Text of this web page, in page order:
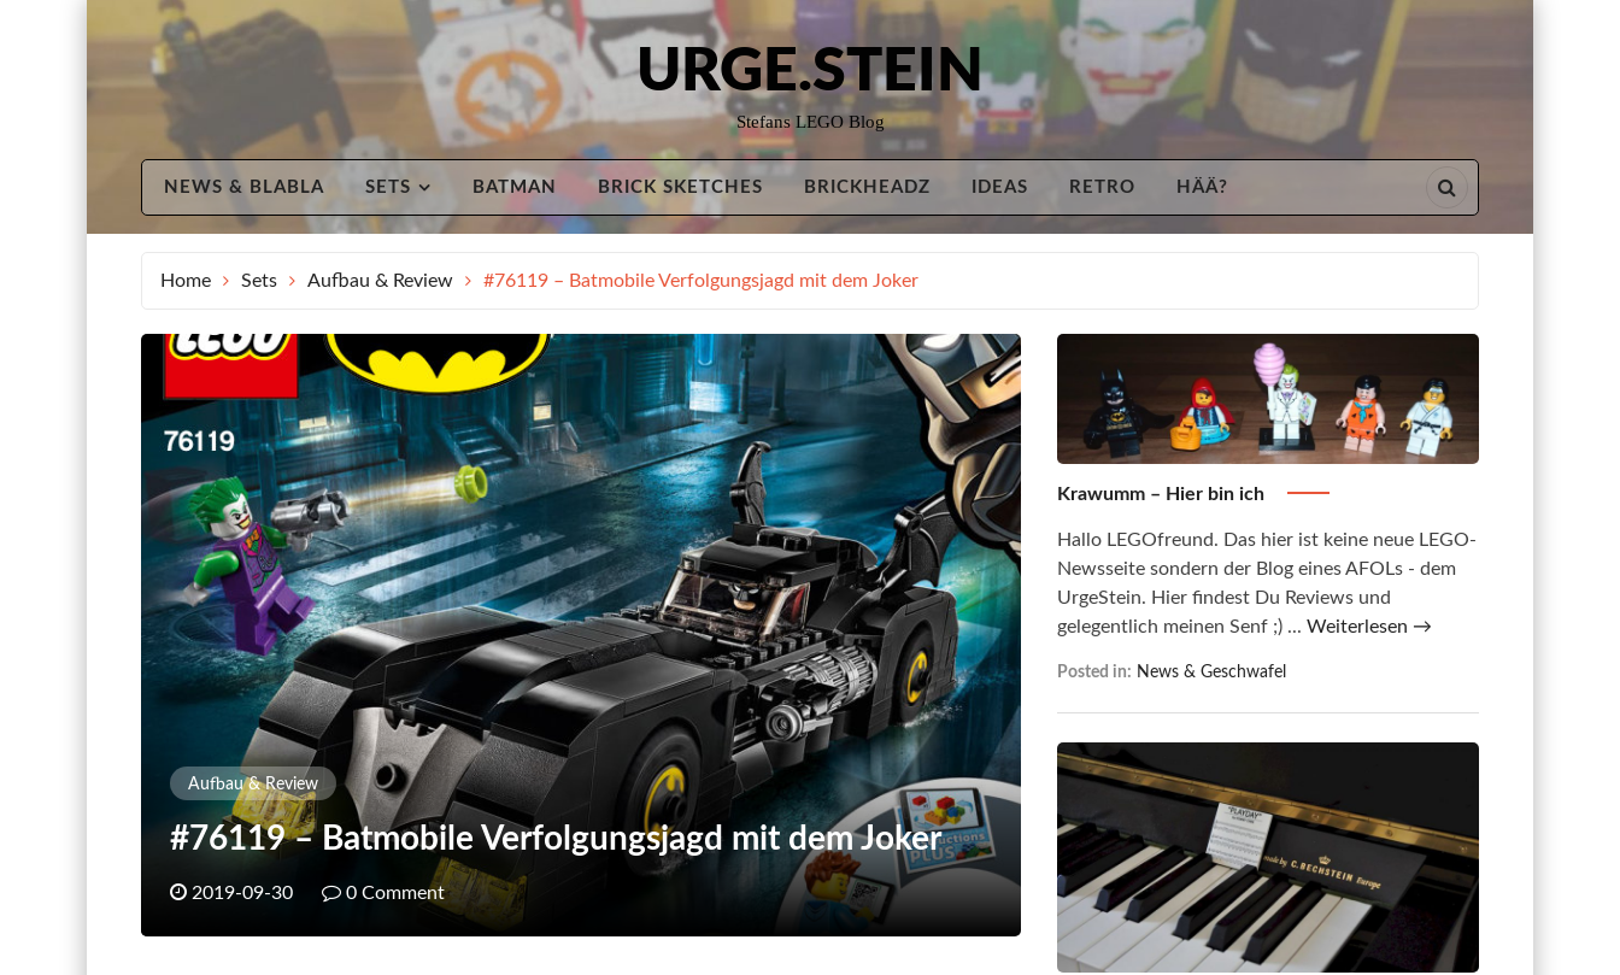
to
URGE.STEIN
Stefans LEGO Blog
NEWS & BLABLA SETS BATMAN BRICK SKETCHES BRICKHEADZ IDEAS RETRO HÄÄ?
Home Sets Aufbau & Review #76119 – Batmobile Verfolgungsjagd mit dem Joker
Aufbau & Review
#76119 – Batmobile Verfolgungsjagd mit dem Joker
2019-09-30 0 Comment
Krawumm – Hier bin ich
Hallo LEGOfreund. Das hier ist keine neue LEGO-
Newsseite sondern der Blog eines AFOLs - dem
UrgeStein. Hier findest Du Reviews und
gelegentlich meinen Senf ;) ... Weiterlesen →
Posted in: News & Geschwafel